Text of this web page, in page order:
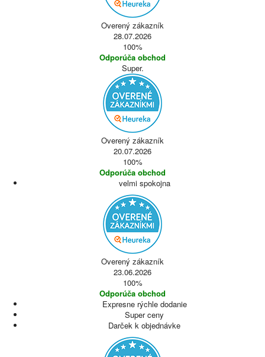
Overený zákazník
28.07.2026
100%
Odporúča obchod
Super.
Overený zákazník
20.07.2026
100%
Odporúča obchod
velmi spokojna
Overený zákazník
23.06.2026
100%
Odporúča obchod
Expresne rýchle dodanie
Super ceny
Darček k objednávke